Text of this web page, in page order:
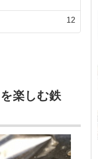
12
楽しむ鉄